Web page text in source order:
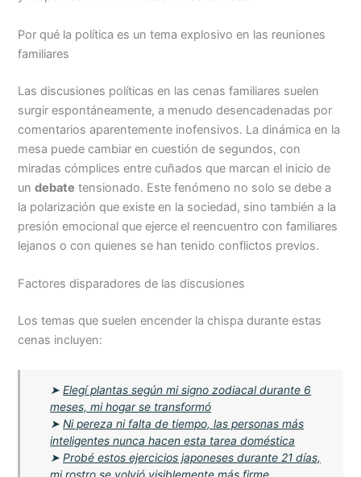
Por qué la política es un tema explosivo en las reuniones
familiares
Las discusiones políticas en las cenas familiares suelen
surgir espontáneamente, a menudo desencadenadas por
comentarios aparentemente inofensivos. La dinámica en la
mesa puede cambiar en cuestión de segundos, con
miradas cómplices entre cuñados que marcan el inicio de
undebate tensionado. Este fenómeno no solo se debe a
la polarización que existe en la sociedad, sino también a la
presión emocional que ejerce el reencuentro con familiares
lejanos o con quienes se han tenido conflictos previos.
Factores disparadores de las discusiones
Los temas que suelen encender la chispa durante estas
cenas incluyen:
➤Elegí plantas según mi signo zodiacal durante 6
meses, mi hogar se transformó
➤Ni pereza ni falta de tiempo, las personas más
inteligentes nunca hacen esta tarea doméstica
➤Probé estos ejercicios japoneses durante 21 días,